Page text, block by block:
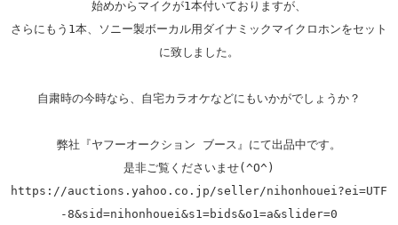
始めからマイクが1本付いておりますが、
さらにもう1本、ソニー製ボーカル用ダイナミックマイクロホンをセット
に致しました。
自粛時の今時なら、自宅カラオケなどにもいかがでしょうか？
弊社『ヤフーオークション ブース』にて出品中です。
https://auctions.yahoo.co.jp/seller/nihonhouei?ei=UTF
-8&sid=nihonhouei&s1=bids&o1=a&slider=0